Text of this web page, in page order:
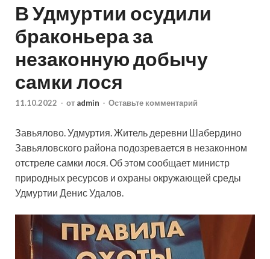
В Удмуртии осудили
браконьера за
незаконную добычу
самки лося
11.10.2022 - от admin - Оставьте комментарий
Завьялово. Удмуртия. Житель деревни Шабердино
Завьяловского района подозревается в незаконном
отстреле самки лося. Об этом сообщает министр
природных ресурсов и охраны окружающей среды
Удмуртии Денис Удалов.